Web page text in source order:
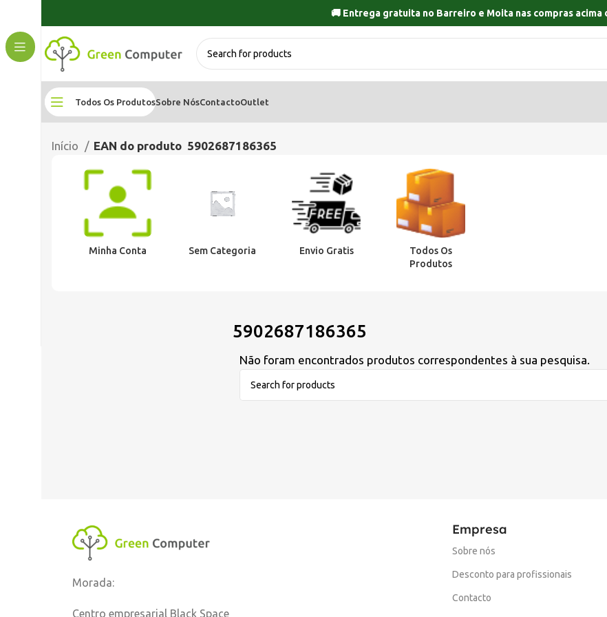
🚚 Entrega gratuita no Barreiro e Moita nas compras acima
Todos Os ProdutosSobre NósContactoOutlet
Início EAN do produto 5902687186365
Minha Conta Sem Categoria Envio Gratis
Todos Os
Produtos
5902687186365
Não foram encontrados produtos correspondentes à sua pesquisa.
Morada:
Centro empresarial Black Space
Empresa
Sobre nós
Desconto para profissionais
Contacto